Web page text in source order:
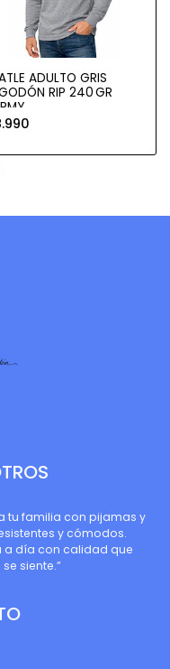
ADULTO GRIS
RIP 240 GR
tu familia con pijamas y
y cómodos.
a día con calidad que
siente.”